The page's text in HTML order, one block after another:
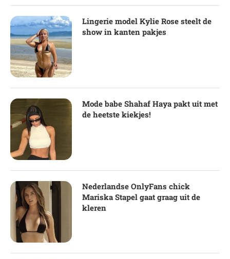
Lingerie model Kylie Rose steelt de
show in kanten pakjes
Mode babe Shahaf Haya pakt uit met
de heetste kiekjes!
Nederlandse OnlyFans chick
Mariska Stapel gaat graag uit de
kleren